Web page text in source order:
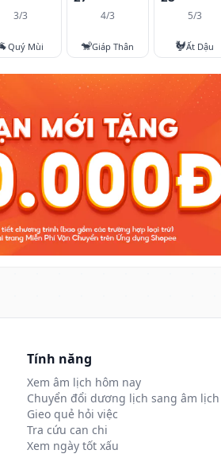
3/3
Quý Mùi
4/3
🐒Giáp Thân
5/3
🐓Ất Dậu
Tính năng
Xem âm lịch hôm nay
Chuyển đổi dương lịch sang âm lịch
Gieo quẻ hỏi việc
Tra cứu can chi
Xem ngày tốt xấu